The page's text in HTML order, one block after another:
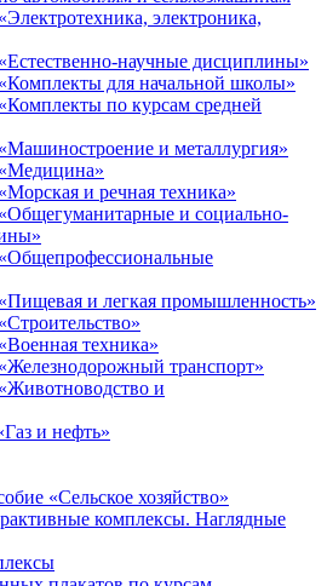
электроника,
научные дисциплины»
для начальной школы»
по курсам средней
и металлургия»
и речная техника»
и социально-
и легкая промышленность»
техника»
транспорт»
и
и нефть»
«Сельское хозяйство»
комплексы. Наглядные